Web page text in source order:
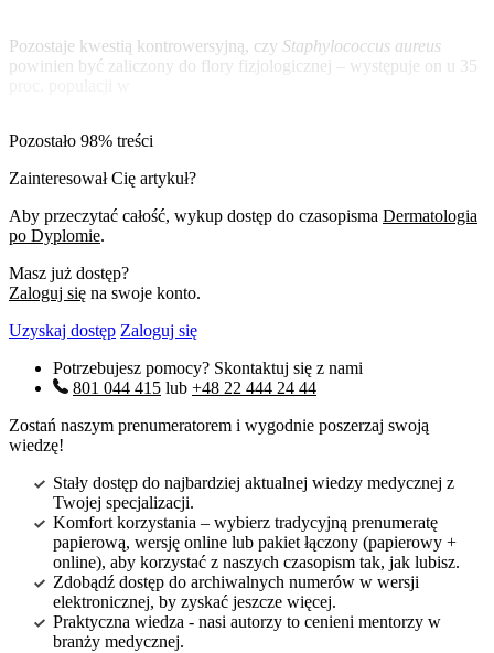
Pozostaje kwestią kontrowersyjną, czy Staphylococcus aureus
powinien być zaliczony do flory fizjologicznej – występuje on u 35
Pozostało 98% treści
Zainteresował Cię artykuł?
Aby przeczytać całość, wykup dostęp do czasopisma Dermatologia
po Dyplomie.
Masz już dostęp?
Zaloguj się na swoje konto.
Uzyskaj dostęp Zaloguj się
Potrzebujesz pomocy? Skontaktuj się z nami
801 044 415 lub +48 22 444 24 44
Zostań naszym prenumeratorem i wygodnie poszerzaj swoją
wiedzę!
Stały dostęp do najbardziej aktualnej wiedzy medycznej z
Twojej specjalizacji.
Komfort korzystania – wybierz tradycyjną prenumeratę
papierową, wersję online lub pakiet łączony (papierowy +
online), aby korzystać z naszych czasopism tak, jak lubisz.
Zdobądź dostęp do archiwalnych numerów w wersji
elektronicznej, by zyskać jeszcze więcej.
Praktyczna wiedza - nasi autorzy to cenieni mentorzy w
branży medycznej.